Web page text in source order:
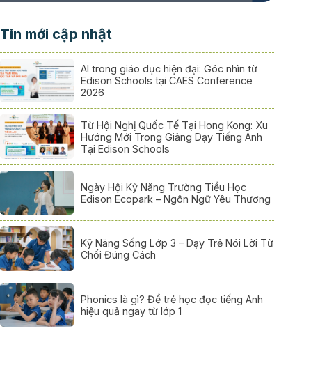
Tin mới cập nhật
AI trong giáo dục hiện đại: Góc nhìn từ
Edison Schools tại CAES Conference
2026
Từ Hội Nghị Quốc Tế Tại Hong Kong: Xu
Hướng Mới Trong Giảng Dạy Tiếng Anh
Tại Edison Schools
Ngày Hội Kỹ Năng Trường Tiểu Học
Edison Ecopark – Ngôn Ngữ Yêu Thương
Kỹ Năng Sống Lớp 3 – Dạy Trẻ Nói Lời Từ
Chối Đúng Cách
Phonics là gì? Để trẻ học đọc tiếng Anh
hiệu quả ngay từ lớp 1